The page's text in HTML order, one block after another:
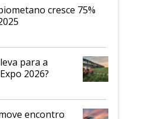
cresce 75%
para a
2026?
encontro